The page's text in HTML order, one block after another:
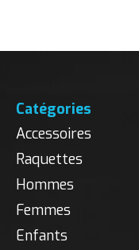
Catégories
Accessoires
Raquettes
Hommes
Femmes
Enfants